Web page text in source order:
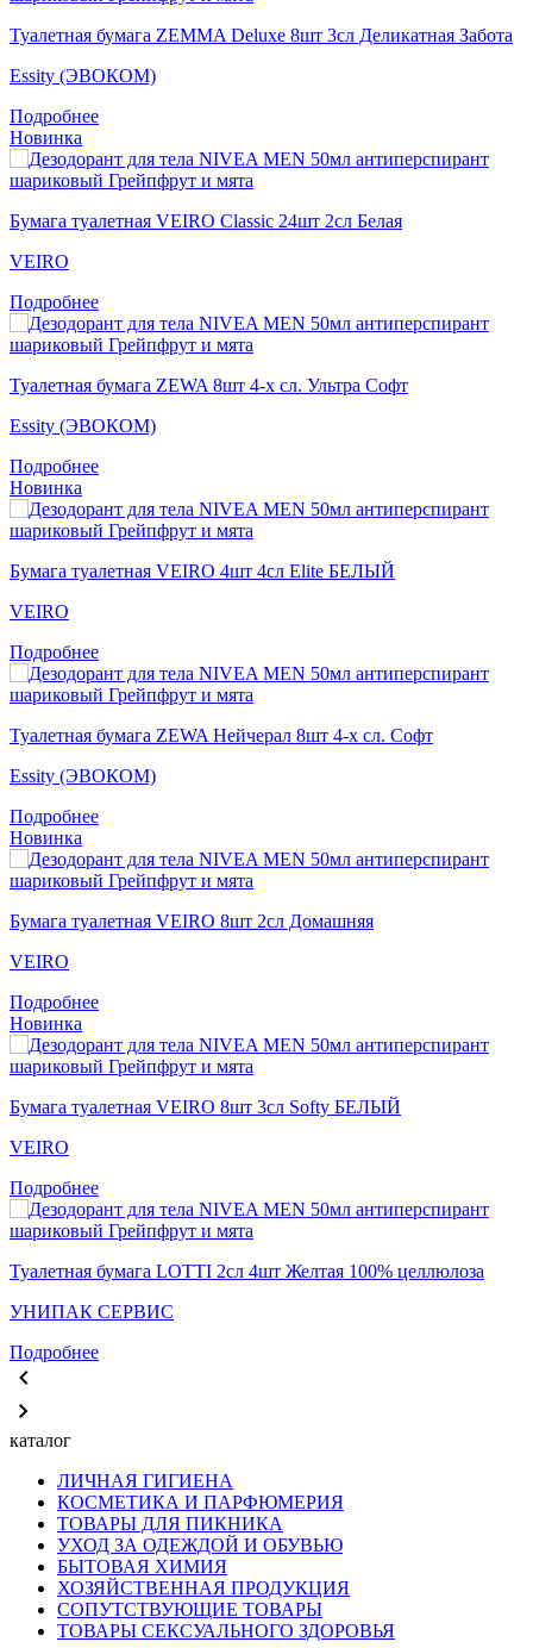
Туалетная бумага ZEMMA Deluxe 8шт 3сл Деликатная Забота
Essity (ЭВОКОМ)
Подробнее
Новинка
Бумага туалетная VEIRO Classic 24шт 2сл Белая
VEIRO
Подробнее
Туалетная бумага ZEWA 8шт 4-х сл. Ультра Софт
Essity (ЭВОКОМ)
Подробнее
Новинка
Бумага туалетная VEIRO 4шт 4сл Elite БЕЛЫЙ
VEIRO
Подробнее
Туалетная бумага ZEWA Нейчерал 8шт 4-х сл. Софт
Essity (ЭВОКОМ)
Подробнее
Новинка
Бумага туалетная VEIRO 8шт 2сл Домашняя
VEIRO
Подробнее
Новинка
Бумага туалетная VEIRO 8шт 3сл Softy БЕЛЫЙ
VEIRO
Подробнее
Туалетная бумага LOTTI 2сл 4шт Желтая 100% целлюлоза
УНИПАК СЕРВИС
Подробнее
каталог
ЛИЧНАЯ ГИГИЕНА
КОСМЕТИКА И ПАРФЮМЕРИЯ
ТОВАРЫ ДЛЯ ПИКНИКА
УХОД ЗА ОДЕЖДОЙ И ОБУВЬЮ
БЫТОВАЯ ХИМИЯ
ХОЗЯЙСТВЕННАЯ ПРОДУКЦИЯ
СОПУТСТВУЮЩИЕ ТОВАРЫ
ТОВАРЫ СЕКСУАЛЬНОГО ЗДОРОВЬЯ